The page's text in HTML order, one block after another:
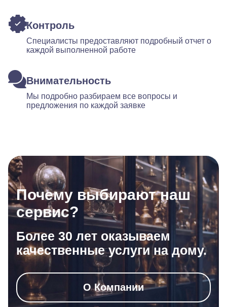
Контроль
Специалисты предоставляют подробный отчет о
каждой выполненной работе
Внимательность
Мы подробно разбираем все вопросы и
предложения по каждой заявке
Почему выбирают наш
сервис?
Более 30 лет оказываем
качественные услуги на дому.
О Компании